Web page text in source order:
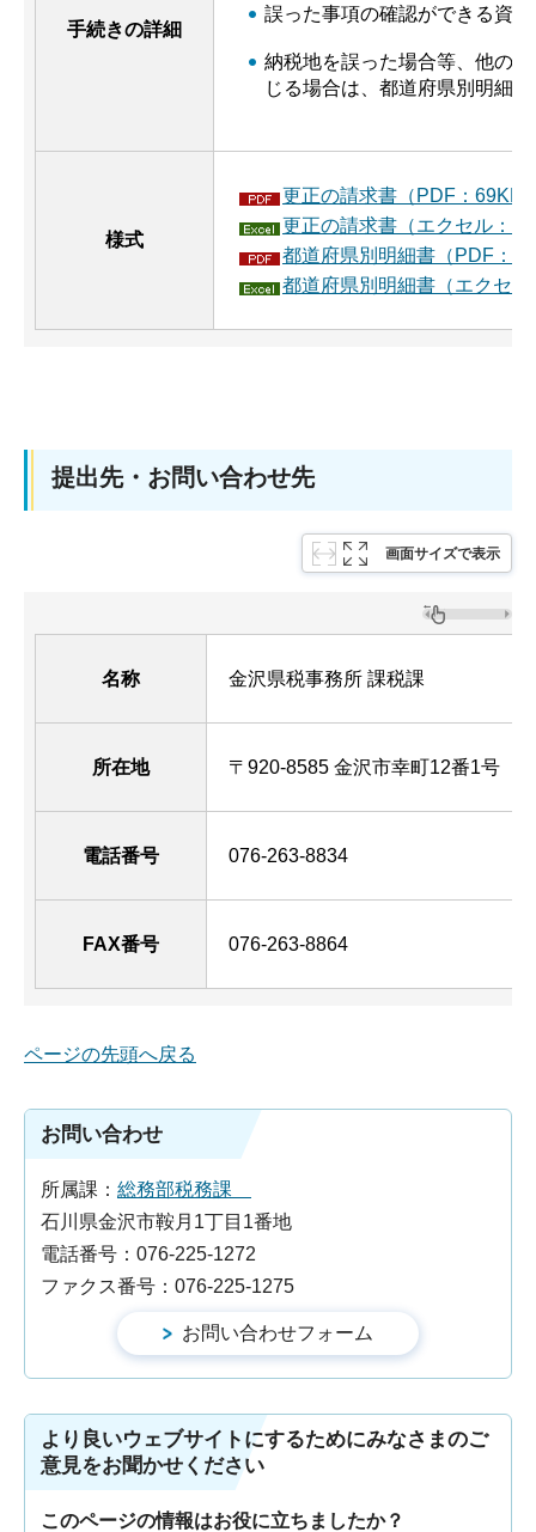
手続きの詳細
誤った事項の確認ができる資料
納税地を誤った場合等、他の
じる場合は、都道府県別明細
様式
更正の請求書（PDF：69KB
更正の請求書（エクセル：
都道府県別明細書（PDF：
都道府県別明細書（エクセ
提出先・お問い合わせ先
画面サイズで表示
名称 金沢県税事務所 課税課
所在地 〒920-8585 金沢市幸町12番1号 （
電話番号 076-263-8834
FAX番号 076-263-8864
ページの先頭へ戻る
お問い合わせ
所属課： 総務部税務課
石川県金沢市鞍月1丁目1番地
電話番号：076-225-1272
ファクス番号：076-225-1275
より良いウェブサイトにするためにみなさまのご
意見をお聞かせください
このページの情報はお役に立ちましたか？